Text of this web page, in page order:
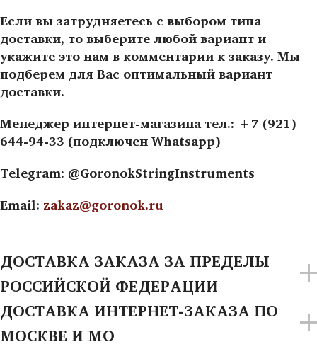
Если вы затрудняетесь с выбором типа
доставки, то выберите любой вариант и
укажите это нам в комментарии к заказу. Мы
подберем для Вас оптимальный вариант
доставки.
Менеджер интернет-магазина тел.: +7 (921)
644-94-33 (подключен Whatsapp)
Telegram: @GoronokStringInstruments
Email: zakaz@goronok.ru
ДОСТАВКА ЗАКАЗА ЗА ПРЕДЕЛЫ
РОССИЙСКОЙ ФЕДЕРАЦИИ
ДОСТАВКА ИНТЕРНЕТ-ЗАКАЗА ПО
МОСКВЕ И МО